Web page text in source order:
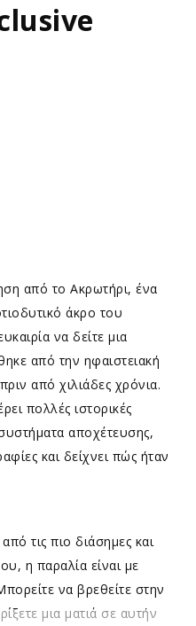
από το Ακρωτήρι, ένα
άκρο του
να δείτε μια
από την ηφαιστειακή
από χιλιάδες χρόνια.
πολλές ιστορικές
αποχέτευσης,
και δείχνει πώς ήταν
τις πιο διάσημες και
η παραλία είναι με
να βρεθείτε στην
μια ματιά σε αυτήν